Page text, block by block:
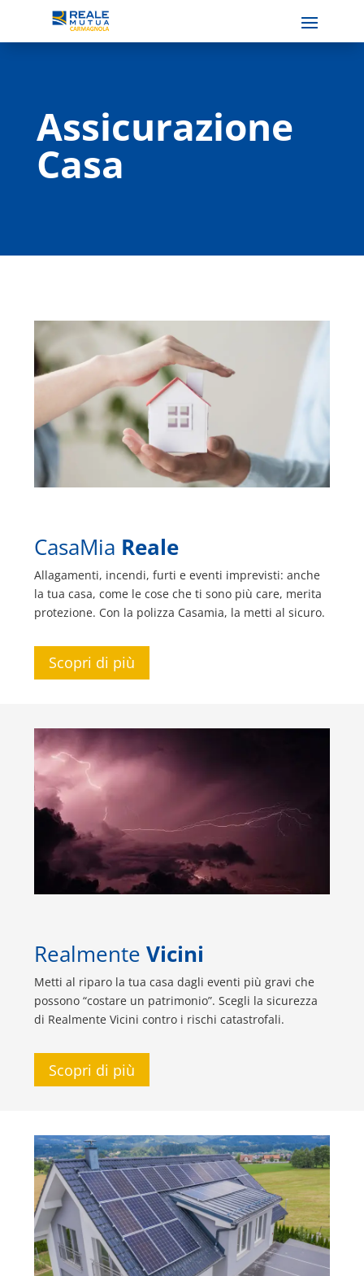
Assicurazione
Casa
CasaMia Reale
Allagamenti, incendi, furti e eventi imprevisti: anche
la tua casa, come le cose che ti sono più care, merita
protezione. Con la polizza Casamia, la metti al sicuro.
Scopri di più
Realmente Vicini
Metti al riparo la tua casa dagli eventi più gravi che
possono “costare un patrimonio”. Scegli la sicurezza
di Realmente Vicini contro i rischi catastrofali.
Scopri di più